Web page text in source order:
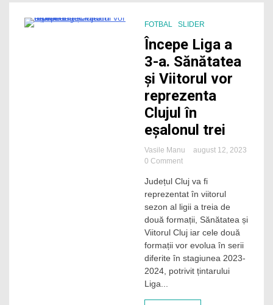
Turda!
fostă
glorie
a
lui
Cluj
este
staff-
tehnic
FOTBAL SLIDER
Începe Liga a
3-a. Sănătatea
și Viitorul vor
reprezenta
Clujul în
eșalonul trei
Vasile Manu
august 12, 2023
0 Commenton
Liga
a
3-
Sănătatea
și
Viitorul
vor
reprezenta
Județul Cluj va fi
reprezentat în viitorul
sezon al ligii a treia de
două formații, Sănătatea și
Viitorul Cluj iar cele două
formații vor evolua în serii
diferite în stagiunea 2023-
2024, potrivit țintarului
Liga...